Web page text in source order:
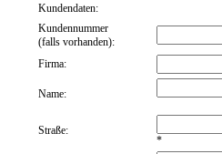
Kundendaten:
Kundennummer
(falls vorhanden):
Firma:
Name:
Straße:
*